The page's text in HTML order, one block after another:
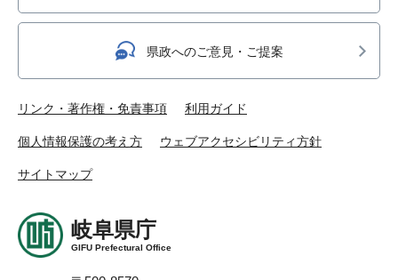
県政へのご意見・ご提案
リンク・著作権・免責事項 利用ガイド
個人情報保護の考え方 ウェブアクセシビリティ方針
サイトマップ
岐阜県庁
GIFU Prefectural Office